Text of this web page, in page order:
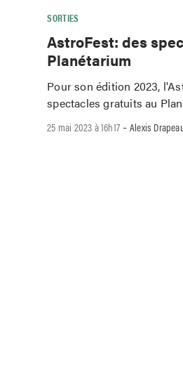
SORTIES
AstroFest: des
Planétarium
Pour son édition 2023,
spectacles gratuits au
25 mai 2023 à 16h17 -Alexis